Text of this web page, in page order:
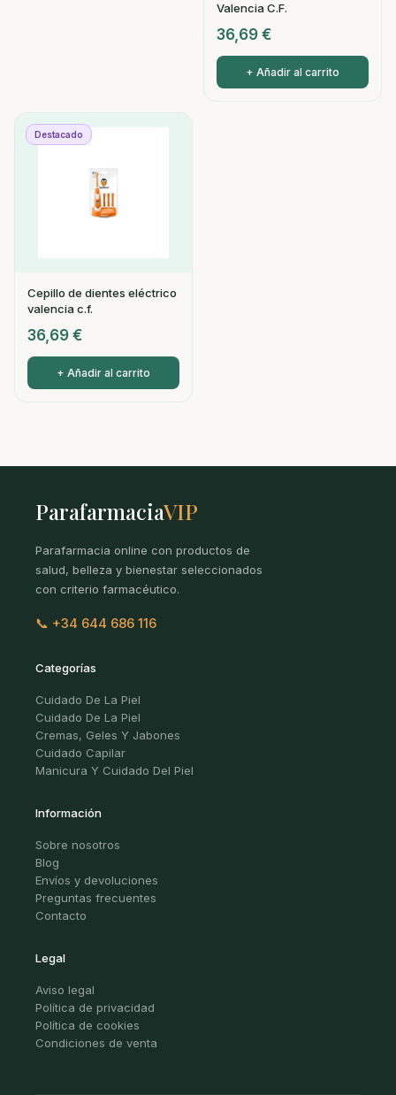
Valencia C.F.
36,69 €
+ Añadir al carrito
Destacado
Cepillo de dientes eléctrico
valencia c.f.
36,69 €
+ Añadir al carrito
ParafarmaciaVIP
Parafarmacia online con productos de
salud, belleza y bienestar seleccionados
con criterio farmacéutico.
📞 +34 644 686 116
Categorías
Cuidado De La Piel
Cuidado De La Piel
Cremas, Geles Y Jabones
Cuidado Capilar
Manicura Y Cuidado Del Piel
Información
Sobre nosotros
Blog
Envíos y devoluciones
Preguntas frecuentes
Contacto
Legal
Aviso legal
Política de privacidad
Política de cookies
Condiciones de venta